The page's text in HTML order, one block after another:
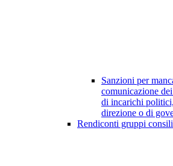
Sanzioni per
comunicazione
di incarichi
direzione o di
Rendiconti gruppi